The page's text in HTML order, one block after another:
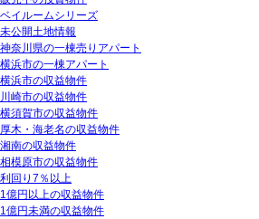
ベイルームシリーズ
未公開土地情報
神奈川県の一棟売りアパート
横浜市の一棟アパート
横浜市の収益物件
川崎市の収益物件
横須賀市の収益物件
厚木・海老名の収益物件
湘南の収益物件
相模原市の収益物件
利回り7％以上
1億円以上の収益物件
1億円未満の収益物件